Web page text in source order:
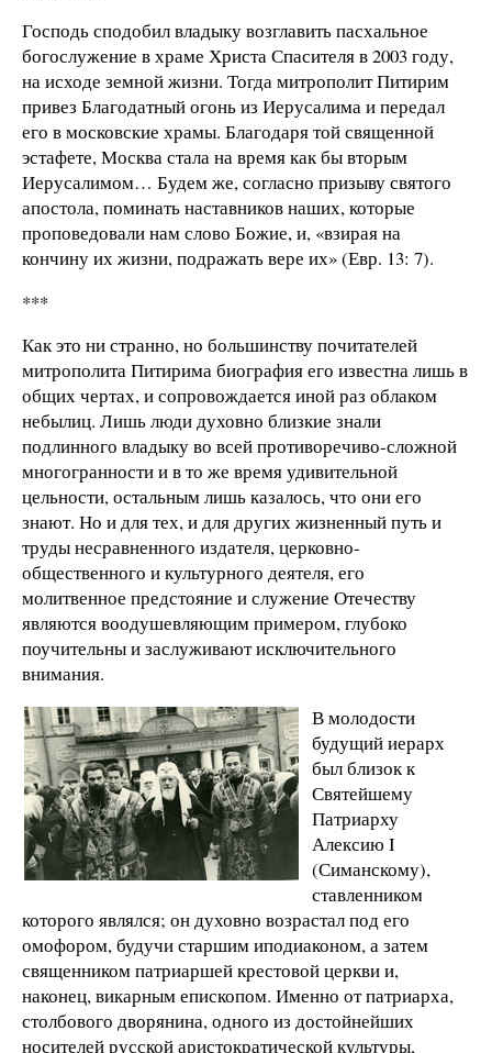
Господь сподобил владыку возглавить пасхальное
богослужение в храме Христа Спасителя в 2003 году,
на исходе земной жизни. Тогда митрополит Питирим
привез Благодатный огонь из Иерусалима и передал
его в московские храмы. Благодаря той священной
эстафете, Москва стала на время как бы вторым
Иерусалимом… Будем же, согласно призыву святого
апостола, поминать наставников наших, которые
проповедовали нам слово Божие, и, «взирая на
кончину их жизни, подражать вере их» (Евр. 13: 7).
***
Как это ни странно, но большинству почитателей
митрополита Питирима биография его известна лишь в
общих чертах, и сопровождается иной раз облаком
небылиц. Лишь люди духовно близкие знали
подлинного владыку во всей противоречиво-сложной
многогранности и в то же время удивительной
цельности, остальным лишь казалось, что они его
знают. Но и для тех, и для других жизненный путь и
труды несравненного издателя, церковно-
общественного и культурного деятеля, его
молитвенное предстояние и служение Отечеству
являются воодушевляющим примером, глубоко
поучительны и заслуживают исключительного
внимания.
В молодости
будущий иерарх
был близок к
Святейшему
Патриарху
Алексию I
(Симанскому),
ставленником
которого являлся; он духовно возрастал под его
омофором, будучи старшим иподиаконом, а затем
священником патриаршей крестовой церкви и,
наконец, викарным епископом. Именно от патриарха,
столбового дворянина, одного из достойнейших
носителей русской аристократической культуры,